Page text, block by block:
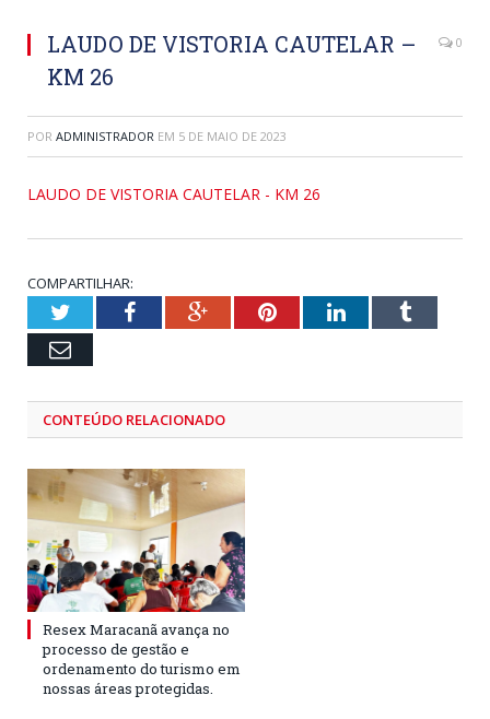
LAUDO DE VISTORIA CAUTELAR –
KM 26
0
POR ADMINISTRADOR EM 5 DE MAIO DE 2023
LAUDO DE VISTORIA CAUTELAR - KM 26
COMPARTILHAR:
TwitterFacebookGoogle+PinterestLinkedInTumblr
Email
CONTEÚDO RELACIONADO
Resex Maracanã avança no
processo de gestão e
ordenamento do turismo em
nossas áreas protegidas.